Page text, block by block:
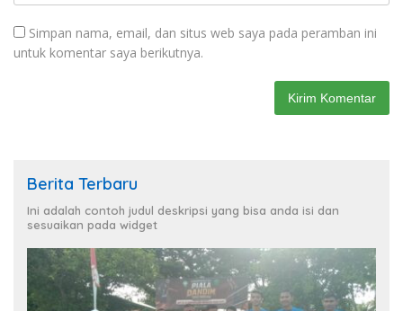
Simpan nama, email, dan situs web saya pada peramban ini
untuk komentar saya berikutnya.
Berita Terbaru
Ini adalah contoh judul deskripsi yang bisa anda isi dan
sesuaikan pada widget